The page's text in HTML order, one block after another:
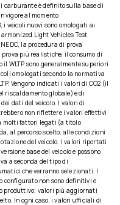
carburante è definito sulla base di
vigore al momento
i veicoli nuovi sono omologati ai
Light Vehicles Test
la procedura di prova
più realistiche, il consumo di
WLTP sono generalmente superiori
omologati secondo la normativa
Vengono indicati i valori di CO2 (il
riscaldamento globale) e di
dati del veicolo. I valori di
non riflettere i valori effettivi
molti fattori legati (a titolo
al percorso scelto, alle condizioni
del veicolo. I valori riportati
base del veicolo e possono
a seconda del tipo di
che verranno selezionati. I
configurato non sono definitivi e
produttivo; valori più aggiornati
In ogni caso, i valori ufficiali di